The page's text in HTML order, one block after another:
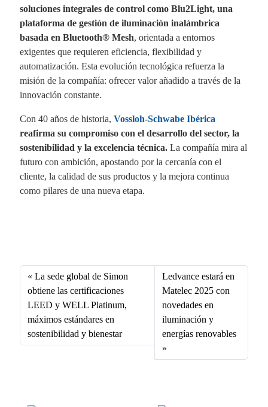
soluciones integrales de control como Blu2Light, una
plataforma de gestión de iluminación inalámbrica
basada en Bluetooth® Mesh, orientada a entornos
exigentes que requieren eficiencia, flexibilidad y
automatización. Esta evolución tecnológica refuerza la
misión de la compañía: ofrecer valor añadido a través de la
innovación constante.
Con 40 años de historia, Vossloh-Schwabe Ibérica
reafirma su compromiso con el desarrollo del sector, la
sostenibilidad y la excelencia técnica.La compañía mira al
futuro con ambición, apostando por la cercanía con el
cliente, la calidad de sus productos y la mejora continua
como pilares de una nueva etapa.
bo
ok
ed
In
ail
La sede global de Simon
obtiene las certificaciones
LEED y WELL Platinum,
máximos estándares en
sostenibilidad y bienestar
Ledvance estará en
Matelec 2025 con
novedades en
iluminación y
energías renovables